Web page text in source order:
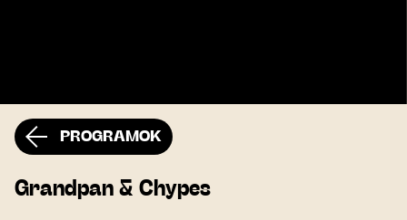
PROGRAMOK
Grandpan & Chypes